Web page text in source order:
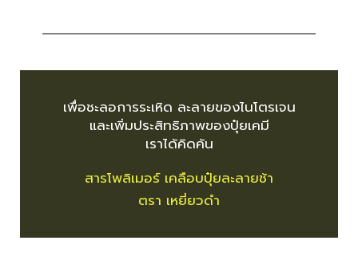
เพื่อชะลอการระเหิด ละลายของไนโตรเจน
และเพิ่มประสิทธิภาพของปุ๋ยเคมี
เราได้คิดค้น
สารโพลิเมอร์ เคลือบปุ๋ยละลายช้า
ตรา เหยี่ยวดำ